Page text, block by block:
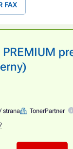
FAX
strana
TonerPartner